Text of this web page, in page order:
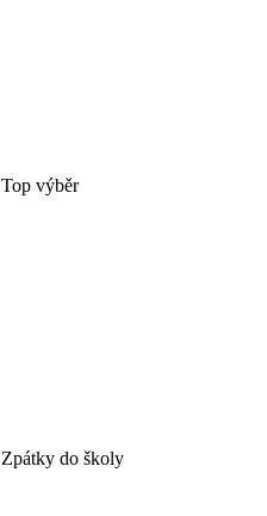
Top výběr
Zpátky do školy